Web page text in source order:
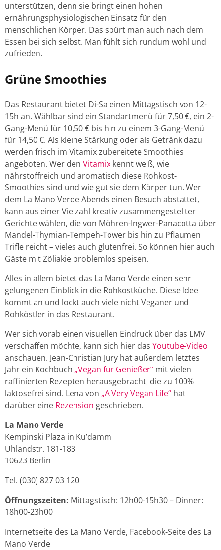
unterstützen, denn sie bringt einen hohen
ernährungsphysiologischen Einsatz für den
menschlichen Körper. Das spürt man auch nach dem
Essen bei sich selbst. Man fühlt sich rundum wohl und
zufrieden.
Grüne Smoothies
Das Restaurant bietet Di-Sa einen Mittagstisch von 12-
15h an. Wählbar sind ein Standartmenü für 7,50 €, ein 2-
Gang-Menü für 10,50 € bis hin zu einem 3-Gang-Menü
für 14,50 €. Als kleine Stärkung oder als Getränk dazu
werden frisch im Vitamix zubereitete Smoothies
angeboten. Wer den Vitamix kennt weiß, wie
nährstoffreich und aromatisch diese Rohkost-
Smoothies sind und wie gut sie dem Körper tun. Wer
dem La Mano Verde Abends einen Besuch abstattet,
kann aus einer Vielzahl kreativ zusammengestellter
Gerichte wählen, die von Möhren-Ingwer-Panacotta über
Mandel-Thymian-Tempeh-Tower bis hin zu Pflaumen
Trifle reicht – vieles auch glutenfrei. So können hier auch
Gäste mit Zöliakie problemlos speisen.
Alles in allem bietet das La Mano Verde einen sehr
gelungenen Einblick in die Rohkostküche. Diese Idee
kommt an und lockt auch viele nicht Veganer und
Rohköstler in das Restaurant.
Wer sich vorab einen visuellen Eindruck über das LMV
verschaffen möchte, kann sich hier das Youtube-Video
anschauen. Jean-Christian Jury hat außerdem letztes
Jahr ein Kochbuch „Vegan für Genießer“ mit vielen
raffinierten Rezepten herausgebracht, die zu 100%
laktosefrei sind. Lena von „A Very Vegan Life“ hat
darüber eine Rezension geschrieben.
La Mano Verde
Kempinski Plaza in Ku’damm
Uhlandstr. 181-183
10623 Berlin
Tel. (030) 827 03 120
Öffnungszeiten: Mittagstisch: 12h00-15h30 – Dinner:
18h00-23h00
Internetseite des La Mano Verde, Facebook-Seite des La
Mano Verde